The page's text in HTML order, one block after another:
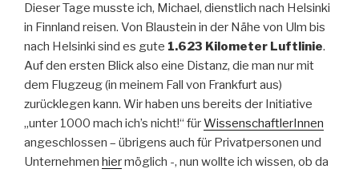
Dieser Tage musste ich, Michael, dienstlich nach Helsinki
in Finnland reisen. Von Blaustein in der Nähe von Ulm bis
nach Helsinki sind es gute 1.623 Kilometer Luftlinie.
Auf den ersten Blick also eine Distanz, die man nur mit
dem Flugzeug (in meinem Fall von Frankfurt aus)
zurücklegen kann. Wir haben uns bereits der Initiative
„unter 1000 mach ich’s nicht!“ fürWissenschaftlerInnen
angeschlossen – übrigens auch für Privatpersonen und
Unternehmen hiermöglich -, nun wollte ich wissen, ob da